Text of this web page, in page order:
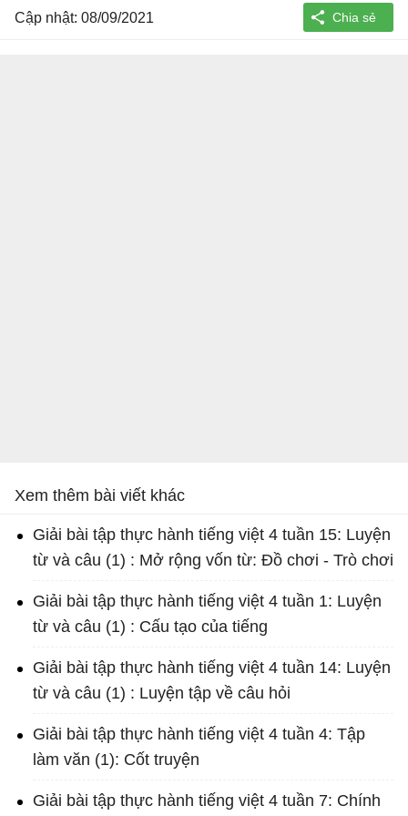
Cập nhật: 08/09/2021
Xem thêm bài viết khác
Giải bài tập thực hành tiếng việt 4 tuần 15: Luyện
từ và câu (1) : Mở rộng vốn từ: Đồ chơi - Trò chơi
Giải bài tập thực hành tiếng việt 4 tuần 1: Luyện
từ và câu (1) : Cấu tạo của tiếng
Giải bài tập thực hành tiếng việt 4 tuần 14: Luyện
từ và câu (1) : Luyện tập về câu hỏi
Giải bài tập thực hành tiếng việt 4 tuần 4: Tập
làm văn (1): Cốt truyện
Giải bài tập thực hành tiếng việt 4 tuần 7: Chính